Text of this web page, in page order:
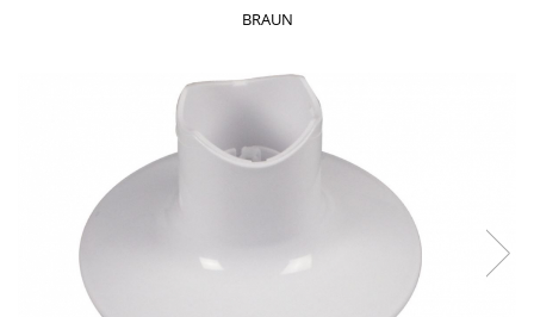
Intretinere & Cosmetica auto
Reparatii si echipamente auto
Trotinete electrice
Casa, Gradina & Bricolaj
Accesorii usi
Bucatarie & Servire
BRAUN